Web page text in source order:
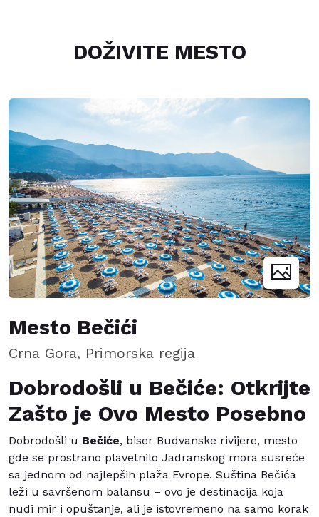
DOŽIVITE MESTO
Mesto Bečići
Crna Gora, Primorska regija
Dobrodošli u Bečiće: Otkrijte
Zašto je Ovo Mesto Posebno
Dobrodošli u Bečiće, biser Budvanske rivijere, mesto
gde se prostrano plavetnilo Jadranskog mora susreće
sa jednom od najlepših plaža Evrope. Suština Bečića
leži u savršenom balansu – ovo je destinacija koja
nudi mir i opuštanje, ali je istovremeno na samo korak